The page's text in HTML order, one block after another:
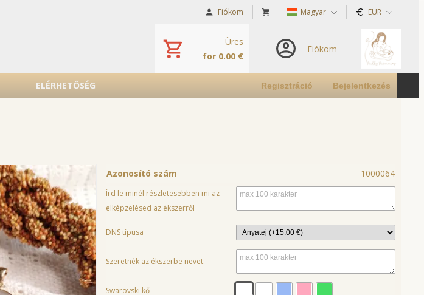
Fiókom Magyar EUR
Üres
for 0.00 €
Fiókom
Regisztráció Bejelentkezés
ELÉRHETŐSÉG
Azonosító szám 1000064
Írd le minél részletesebben mi az
elképzelésed az ékszerről
DNS típusa
Szeretnék az ékszerbe nevet:
Swarovski kő